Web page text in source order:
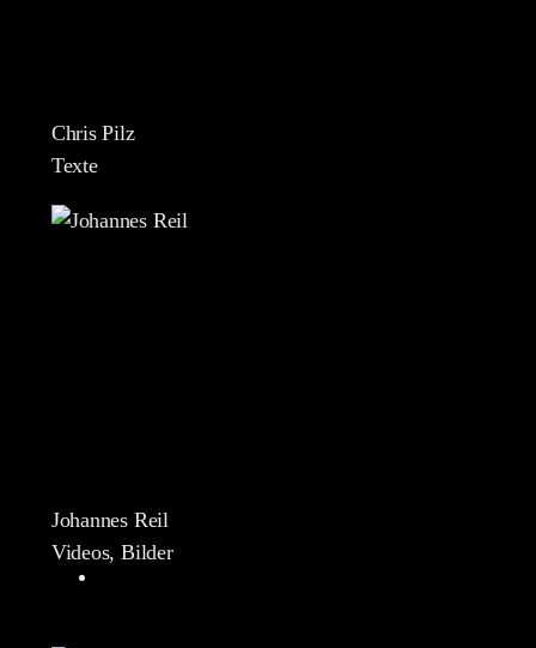
Chris Pilz
Texte
Johannes Reil
Videos, Bilder